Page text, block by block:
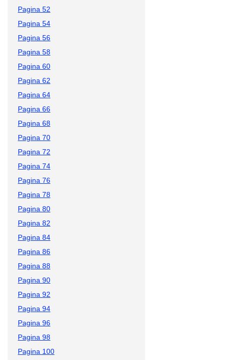
Pagina 52
Pagina 54
Pagina 56
Pagina 58
Pagina 60
Pagina 62
Pagina 64
Pagina 66
Pagina 68
Pagina 70
Pagina 72
Pagina 74
Pagina 76
Pagina 78
Pagina 80
Pagina 82
Pagina 84
Pagina 86
Pagina 88
Pagina 90
Pagina 92
Pagina 94
Pagina 96
Pagina 98
Pagina 100